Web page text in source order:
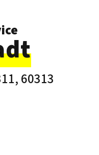
60313